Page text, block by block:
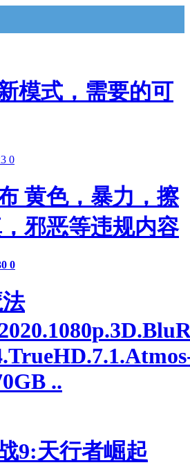
模式，需要的可
0
黄色，暴力，擦
邪恶等违规内容
0
..
9:天行者崛起